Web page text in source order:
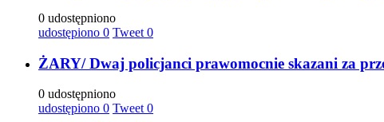
0 udostępniono
udostępiono 0 Tweet 0
ŻARY/ Dwaj policjanci prawomocnie skazani za
0 udostępniono
udostępiono 0 Tweet 0